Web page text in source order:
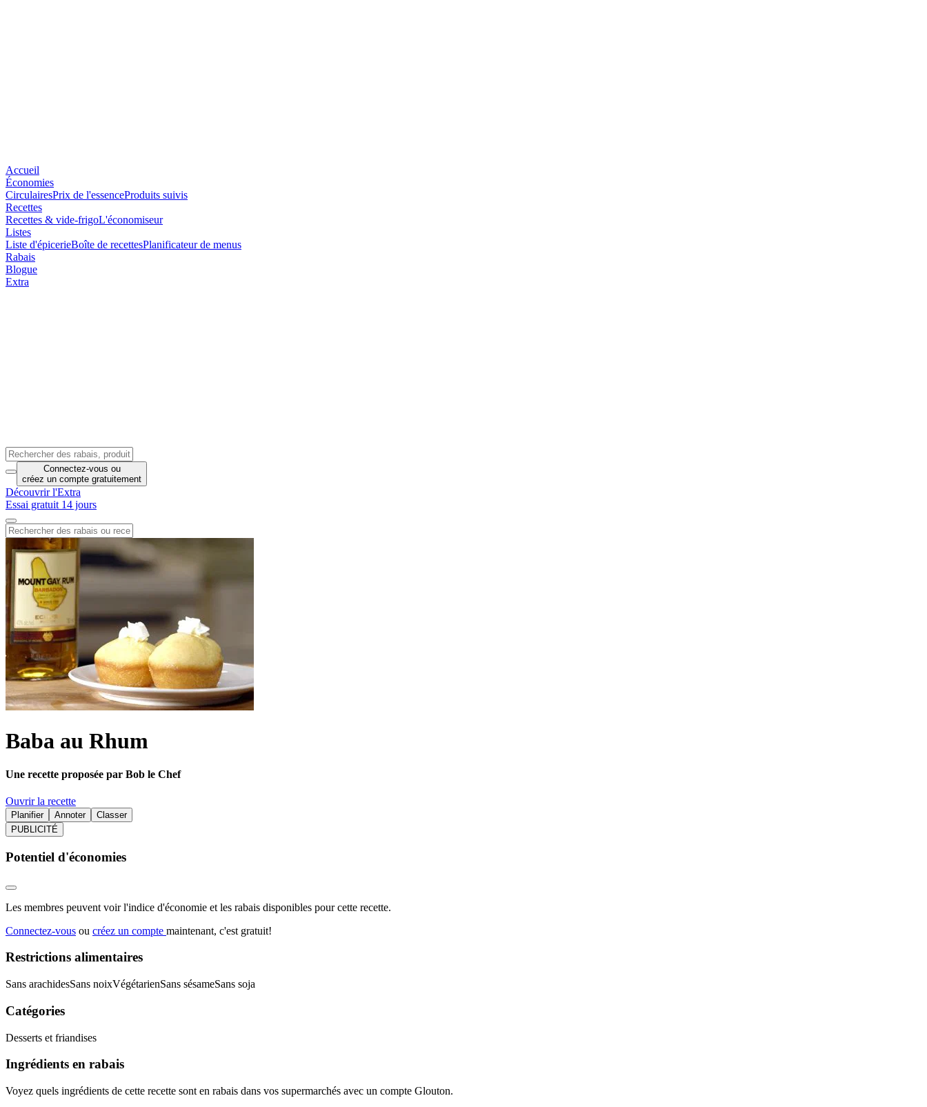
Accueil
Économies
CirculairesPrix de l'essenceProduits suivis
Recettes
Recettes & vide-frigoL'économiseur
Listes
Liste d'épicerieBoîte de recettesPlanificateur de menus
Rabais
Blogue
Extra
Connectez-vous ou
créez un compte gratuitement
Découvrir l'Extra
Essai gratuit 14 jours
Baba au Rhum
Une recette proposée par Bob le Chef
Ouvrir la recette
Planifier Annoter
Classer
PUBLICITÉ
Potentiel d'économies
Les membres peuvent voir l'indice d'économie et les rabais disponibles pour cette recette.
Connectez-vous ou créez un compte maintenant, c'est gratuit!
Restrictions alimentaires
Sans arachidesSans noixVégétarienSans sésameSans soja
Catégories
Desserts et friandises
Ingrédients en rabais
Voyez quels ingrédients de cette recette sont en rabais dans vos supermarchés avec un compte Glouton.